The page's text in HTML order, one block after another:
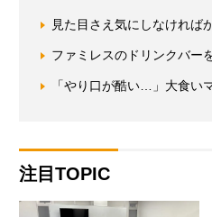
見た目さえ気にしなけれ
ファミレスのドリンクバー
「やり口が酷い…」大食い
注目TOPIC